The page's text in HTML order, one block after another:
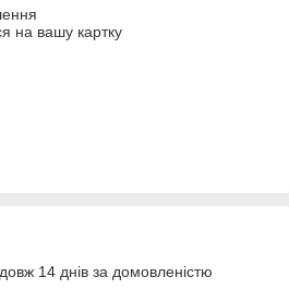
на вашу картку
14 днів за домовленістю